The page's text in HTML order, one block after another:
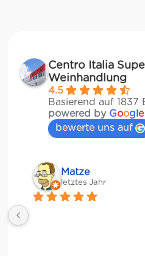
Centro Italia
Weinhandlung
4.5
Basierend auf 1837
powered by Google
bewerte uns auf
Matze
letztes Jahr